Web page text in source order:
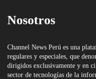
Nosotros
Channel News Perú es una
regulares y especiales, que
dirigidos exclusivamente y en
sector de tecnologías de la